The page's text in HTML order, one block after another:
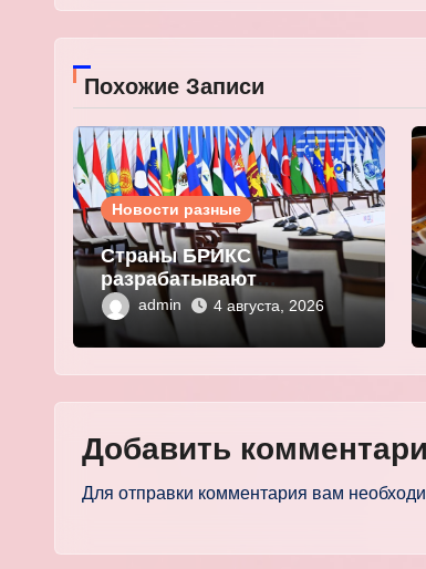
Похожие Записи
Новости разные
Страны БРИКС
разрабатывают
инфраструктуру на базе
цифровых валют
центробанков
admin 4 августа, 2026
Добавить
Для отправки комментария вам